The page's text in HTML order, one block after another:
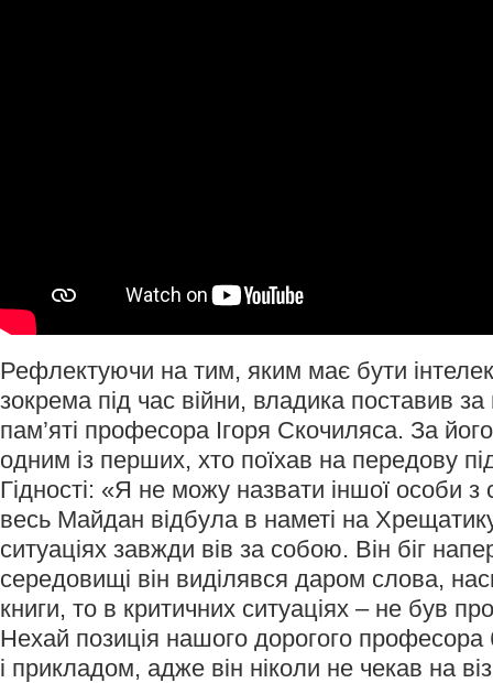
Рефлектуючи на тим, яким має бути
зокрема під час війни, владика поставив за
пам’яті професора Ігоря Скочиляса. За
одним із перших, хто поїхав на передову
Гідності: «Я не можу назвати іншої особи
весь Майдан відбула в наметі на
ситуаціях завжди вів за собою. Він біг
середовищі він виділявся даром слова,
книги, то в критичних ситуаціях – не був
Нехай позиція нашого дорогого
і прикладом, адже він ніколи не чекав на